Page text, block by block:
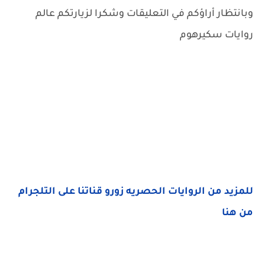
وبانتظار أراؤكم في التعليقات وشكرا لزيارتكم عالم
روايات سكيرهوم
للمزيد من الروايات الحصريه زورو قناتنا على التلجرام
من هنا